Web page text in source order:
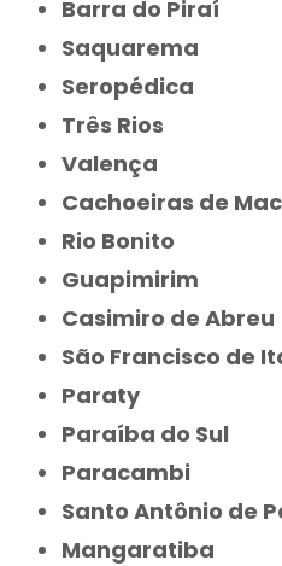
Barra do Piraí
Saquarema
Seropédica
Três Rios
Valença
Cachoeiras de
Rio Bonito
Guapimirim
Casimiro de Abreu
São Francisco de
Paraty
Paraíba do Sul
Paracambi
Santo Antônio de
Mangaratiba